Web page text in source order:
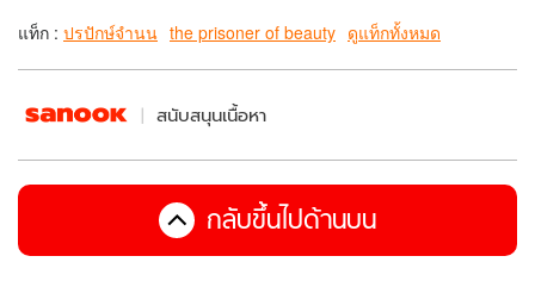
แท็ก : ปรปักษ์จำนน the prisoner of beauty ดูแท็กทั้งหมด
สนับสนุนเนื้อหา
กลับขึ้นไปด้านบน